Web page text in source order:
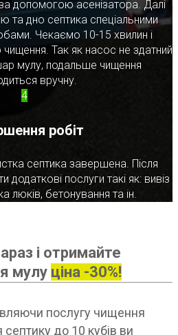
допомогою асенізатора. Далі
та дно септика спеціальними
Чекаємо 10-15 хвилин і
Так як насос не здатний
мулу, подальше чищення
вручну.
4
робіт
септика завершена. Після
послуги такі як: вивіз
люків, бетонування та ін.
і отримайте
мулу ціна -30%!
послугу чищення
септику до 10 кубів ви